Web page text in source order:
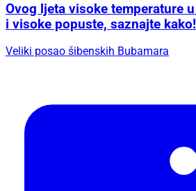
Ovog ljeta visoke temperature
i visoke popuste, saznajte kako!
Veliki posao šibenskih Bubamara